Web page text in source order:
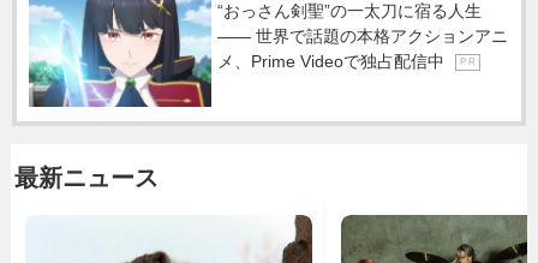
“おっさん剣聖”の一太刀に宿る人生
―― 世界で話題の本格アクションアニ
メ、Prime Videoで独占配信中
P R
最新ニュース